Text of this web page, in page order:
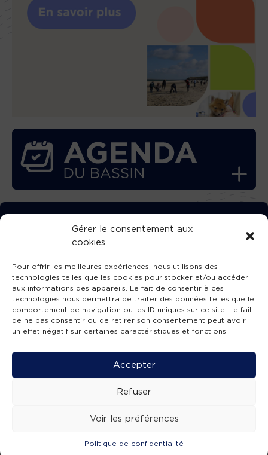
Gérer le consentement aux
cookies
Pour offrir les meilleures expériences, nous utilisons des
technologies telles que les cookies pour stocker et/ou accéder
aux informations des appareils. Le fait de consentir à ces
technologies nous permettra de traiter des données telles que le
comportement de navigation ou les ID uniques sur ce site. Le fait
de ne pas consentir ou de retirer son consentement peut avoir
un effet négatif sur certaines caractéristiques et fonctions.
Accepter
Refuser
Voir les préférences
Politique de confidentialité
ÉMISSIONS AGENDA
TÉLÉCHARGEZ GRATUITEMENT
L’APPLICATION TVBA !
SUIVEZ-NOUS !
Mentions légales -Accessibilité